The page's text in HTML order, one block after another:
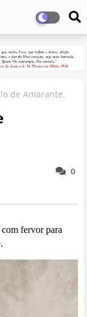
de Amarante.
0
com fervor para